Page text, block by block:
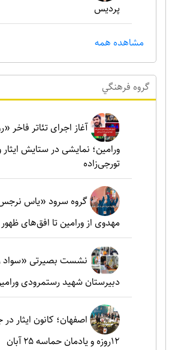
پردیس
مشاهده همه
گروه فرهنگي
آغاز اجرای تئاتر فاخر
ورامین؛ نمایشی در ستایش
تورجی‌زاده
گروه سرود «یاس
مهدوی از ورامین تا افق‌های ظهور
نشست بصیرتی «سواد
دبیرستان شهید رستمرودی
اصفهان؛ کانون ایثار
۱۲روزه و یادمان حماسه ۲۵ آبان